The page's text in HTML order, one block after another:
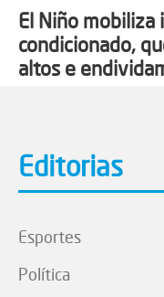
El Niño mobiliza
condicionado,
altos e
Editorias
Esportes
Política